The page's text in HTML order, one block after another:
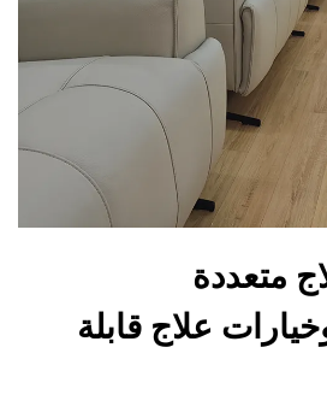
متعددة
علاج قابلة